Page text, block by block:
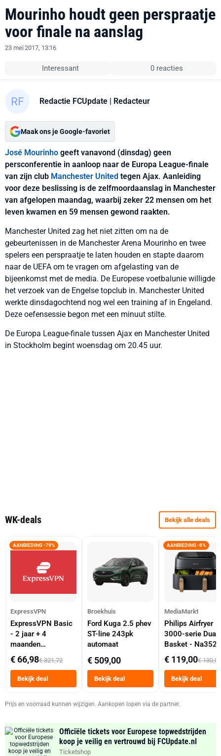
Mourinho houdt geen perspraatje
voor finale na aanslag
23 mei 2017, 13:16
Interessant 0 reacties
Redactie FCUpdate | Redacteur
Maak ons je Google-favoriet
José Mourinho geeft vanavond (dinsdag) geen
persconferentie in aanloop naar de Europa League-finale
van zijn club Manchester United tegen Ajax. Aanleiding
voor deze beslissing is de zelfmoordaanslag in Manchester
van afgelopen maandag, waarbij zeker 22 mensen om het
leven kwamen en 59 mensen gewond raakten.
Manchester United zag het niet zitten om na de
gebeurtenissen in de Manchester Arena Mourinho en twee
spelers een perspraatje te laten houden en stapte daarom
naar de UEFA om te vragen om afgelasting van de
bijeenkomst met de media. De Europese voetbalunie willigde
het verzoek van de Engelse topclub in. Manchester United
werkte dinsdagochtend nog wel een training af in Engeland.
Deze oefensessie begon met een minuut stilte.
De Europa League-finale tussen Ajax en Manchester United
in Stockholm begint woensdag om 20.45 uur.
WK-deals Bekijk alle deals
AANBIEDING -79%
ExpressVPN
ExpressVPN Basic
- 2 jaar + 4
maanden
abonnement
€ 66,98€ 321,72
Bekijk deal
Broekhuis
Ford Kuga 2.5 phev
ST-line 243pk
automaat
€ 509,00
Bekijk deal
AANBIEDING -8%
MediaMarkt
Philips Airfryer
3000-serie Dual
Basket -
Dubbele Mand 9
Tot 6 Personen
Heteluchtfriteuse
Zwart
€ 119,00€ 130,00
Bekijk deal
Prijs en voorraad kunnen wijzigen. Aankopen lopen via de partner.
Officiële tickets voor Europese topwedstrijden
koop je veilig en vertrouwd bij FCUpdate.nl
Ticketshop